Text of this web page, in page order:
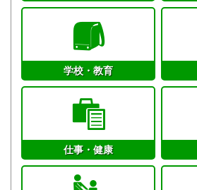
学校・教育
仕事・健康